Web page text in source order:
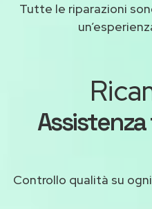
Tutte le riparazioni
Controllo qualità su